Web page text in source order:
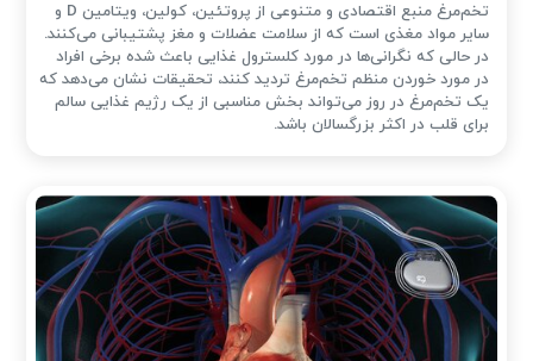
تخم‌مرغ منبع اقتصادی و متنوعی از پروتئین، کولین، ویتامین D و
سایر مواد مغذی است که از سلامت عضلات و مغز پشتیبانی می‌کنند.
در حالی که نگرانی‌ها در مورد کلسترول غذایی باعث شده ‌برخی افراد
در مورد خوردن منظم تخم‌مرغ تردید کنند، تحقیقات نشان می‌دهد که
یک تخم‌مرغ در روز می‌تواند بخش مناسبی از یک رژیم غذایی سالم
برای قلب در اکثر بزرگسالان باشد.